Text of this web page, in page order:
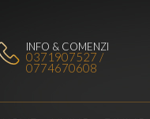
INFO & COMENZI
0371907527 /
0774670608